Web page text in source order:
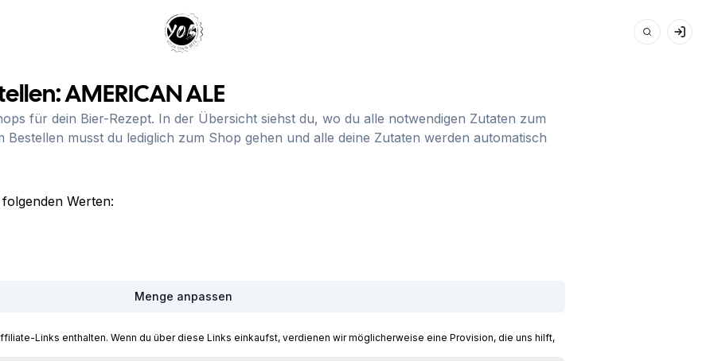
Your Own Beer
AMERICAN ALE
für dein Bier-Rezept. In der Übersicht siehst du, wo du alle notwendigen Zutaten zum
Bestellen musst du lediglich zum Shop gehen und alle deine Zutaten werden automatisch
Werten:
Menge anpassen
Links enthalten. Wenn du über diese Links einkaufst, verdienen wir möglicherweise eine Provision, die uns hilft,